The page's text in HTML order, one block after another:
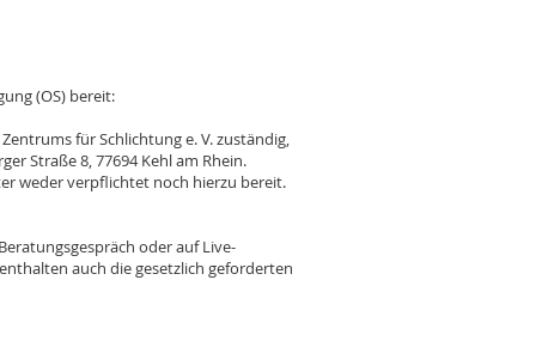
(OS) bereit:
für Schlichtung e. V. zuständig,
Straße 8, 77694 Kehl am Rhein.
weder verpflichtet noch hierzu bereit.
oder auf Live-
auch die gesetzlich geforderten